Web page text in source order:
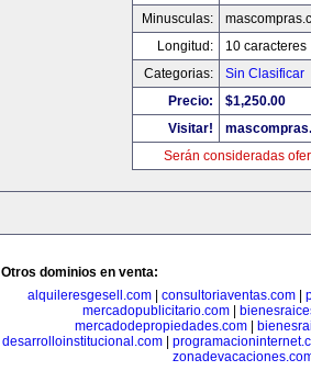
Minusculas:
Longitud:
10 caracteres
Categorias:
Sin Clasificar
Precio:
$1,250.00
Visitar!
Serán consideradas
Otros dominios en venta:
alquileresgesell.com
consultoriaventas.com
mercadopublicitario.com|
mercadodepropiedades.com
desarrolloinstitucional.com